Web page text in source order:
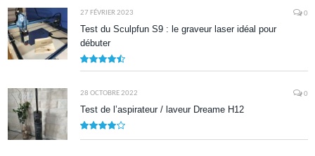
27 FÉVRIER 2023 0
Test du Sculpfun S9 : le graveur laser idéal pour
débuter
28 OCTOBRE 2022 0
Test de l’aspirateur / laveur Dreame H12